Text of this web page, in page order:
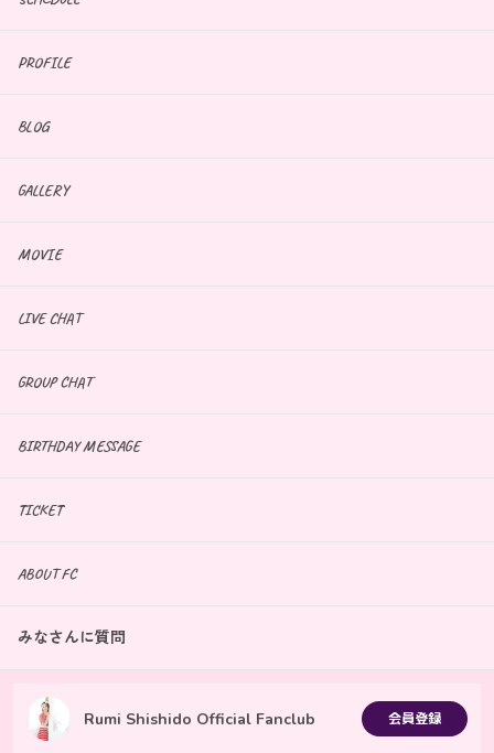
PROFILE
BLOG
GALLERY
MOVIE
LIVE CHAT
GROUP CHAT
BIRTHDAY MESSAGE
TICKET
ABOUT FC
みなさんに質問
Rumi Shishido Official Fanclub 会員登録